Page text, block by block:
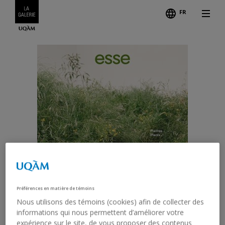
FR
Préférences en matière de témoins
Nous utilisons des témoins (cookies) afin de collecter des
informations qui nous permettent d’améliorer votre
expérience sur le site, de vous proposer des contenus